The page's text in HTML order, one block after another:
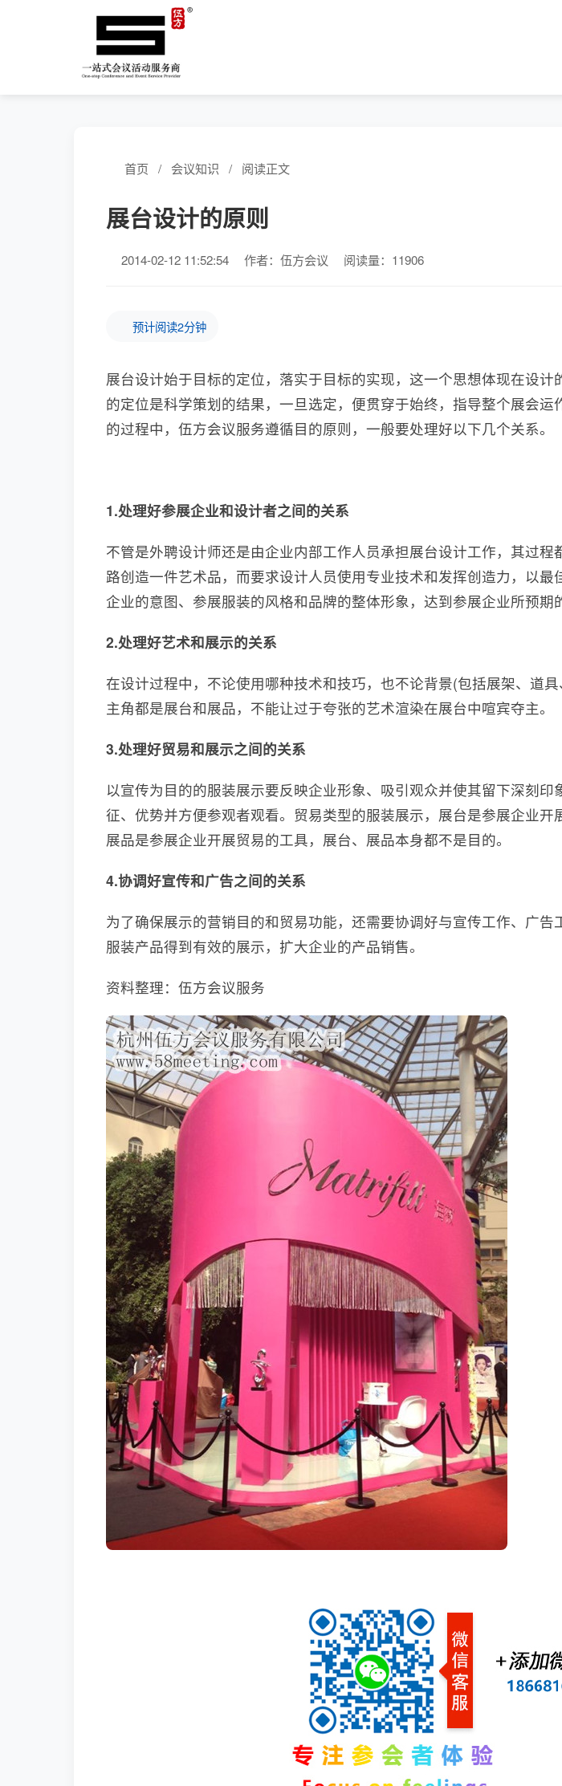
首页 / 会议知识 / 阅读正文
展台设计的原则
2014-02-12 11:52:54 作者：伍方会议 阅读量：11906
预计阅读2分钟
展台设计始于目标的定位，落实于目标的实现，这一个思想体现在设计
的定位是科学策划的结果，一旦选定，便贯穿于始终，指导整个展会运
的过程中，伍方会议服务遵循目的原则，一般要处理好以下几个关系。
1.处理好参展企业和设计者之间的关系
不管是外聘设计师还是由企业内部工作人员承担展台设计工作，其过程
路创造一件艺术品，而要求设计人员使用专业技术和发挥创造力，以最
企业的意图、参展服装的风格和品牌的整体形象，达到参展企业所预期
2.处理好艺术和展示的关系
在设计过程中，不论使用哪种技术和技巧，也不论背景(包括展架、道
主角都是展台和展品，不能让过于夸张的艺术渲染在展台中喧宾夺主。
3.处理好贸易和展示之间的关系
以宣传为目的的服装展示要反映企业形象、吸引观众并使其留下深刻印
征、优势并方便参观者观看。贸易类型的服装展示，展台是参展企业开
展品是参展企业开展贸易的工具，展台、展品本身都不是目的。
4.协调好宣传和广告之间的关系
为了确保展示的营销目的和贸易功能，还需要协调好与宣传工作、广告
服装产品得到有效的展示，扩大企业的产品销售。
资料整理：伍方会议服务